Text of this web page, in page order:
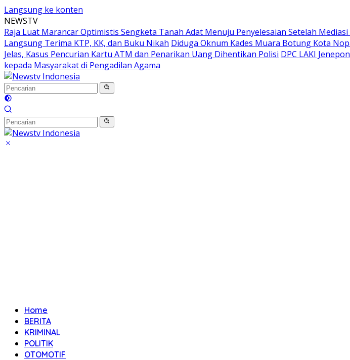
Langsung ke konten
NEWSTV
Raja Luat Marancar Optimistis Sengketa Tanah Adat Menuju Penyelesaian Setelah Mediasi
Langsung Terima KTP, KK, dan Buku Nikah Diduga Oknum Kades Muara Botung Kota
Jelas, Kasus Pencurian Kartu ATM dan Penarikan Uang Dihentikan Polisi DPC LAKI
kepada Masyarakat di Pengadilan Agama
Home
BERITA
KRIMINAL
POLITIK
OTOMOTIF